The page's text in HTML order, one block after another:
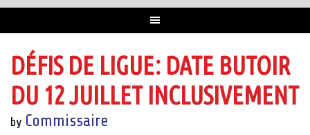
DÉFIS DE LIGUE: DATE BUTOIR
DU 12 JUILLET INCLUSIVEMENT
by Commissaire